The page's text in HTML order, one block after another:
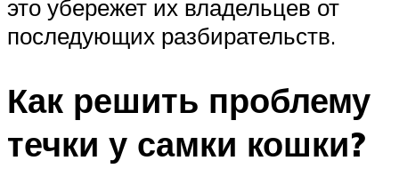
это убережет их владельцев от
последующих разбирательств.
Как решить проблему
течки у самки кошки?